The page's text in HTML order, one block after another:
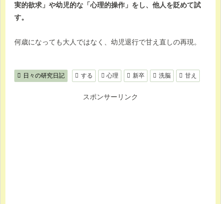
実的欲求」や幼児的な「心理的操作」をし、他人を貶めて試
す。
何歳になっても大人ではなく、幼児退行で甘え直しの再現。
日々の研究日記 する 心理 新卒 洗脳 甘え
スポンサーリンク